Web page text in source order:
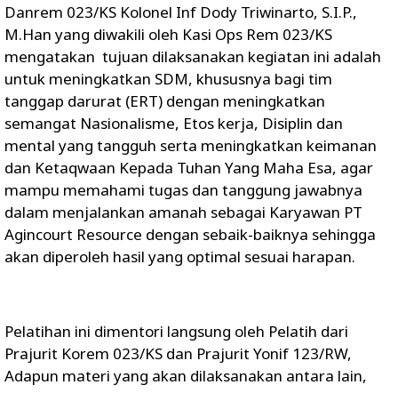
Danrem 023/KS Kolonel Inf Dody Triwinarto, S.I.P.,
M.Han yang diwakili oleh Kasi Ops Rem 023/KS
mengatakan tujuan dilaksanakan kegiatan ini adalah
untuk meningkatkan SDM, khususnya bagi tim
tanggap darurat (ERT) dengan meningkatkan
semangat Nasionalisme, Etos kerja, Disiplin dan
mental yang tangguh serta meningkatkan keimanan
dan Ketaqwaan Kepada Tuhan Yang Maha Esa, agar
mampu memahami tugas dan tanggung jawabnya
dalam menjalankan amanah sebagai Karyawan PT
Agincourt Resource dengan sebaik-baiknya sehingga
akan diperoleh hasil yang optimal sesuai harapan.
Pelatihan ini dimentori langsung oleh Pelatih dari
Prajurit Korem 023/KS dan Prajurit Yonif 123/RW,
Adapun materi yang akan dilaksanakan antara lain,